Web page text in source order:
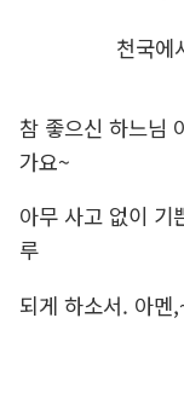
천국에
참 좋으신 하느님
가요~
아무 사고 없이 기
루
되게 하소서. 아